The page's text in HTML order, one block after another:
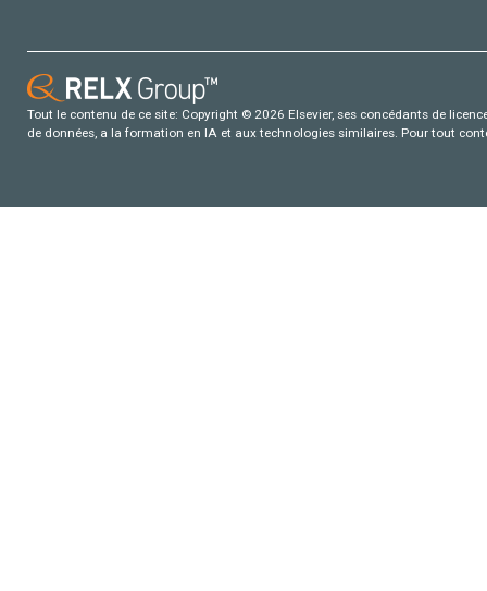
Tout le contenu de ce site: Copyright © 2026 Elsevier, ses concédants de
de données, a la formation en IA et aux technologies similaires. Pour tout